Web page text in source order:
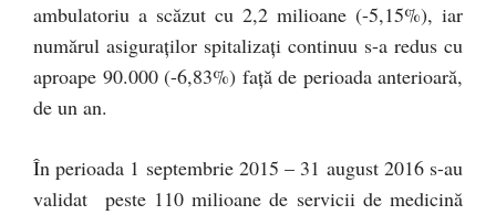
ambulatoriu a scăzut cu 2,2 milioane (-5,15%), iar
numărul asiguraţilor spitalizaţi continuu s-a redus cu
aproape 90.000 (-6,83%) faţă de perioada anterioară,
de un an.
În perioada 1 septembrie 2015 – 31 august 2016 s-au
validat peste 110 milioane de servicii de medicină